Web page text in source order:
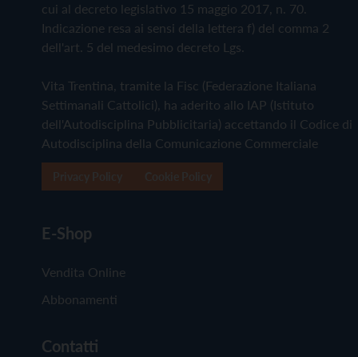
cui al decreto legislativo 15 maggio 2017, n. 70.
Indicazione resa ai sensi della lettera f) del comma 2
dell'art. 5 del medesimo decreto Lgs.
Vita Trentina, tramite la Fisc (Federazione Italiana
Settimanali Cattolici), ha aderito allo IAP (Istituto
dell'Autodisciplina Pubblicitaria) accettando il Codice di
Autodisciplina della Comunicazione Commerciale
E-Shop
Vendita Online
Abbonamenti
Contatti